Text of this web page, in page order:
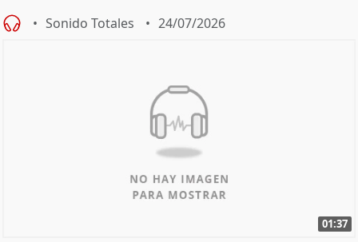
Sonido Totales 24/07/2026
01:37